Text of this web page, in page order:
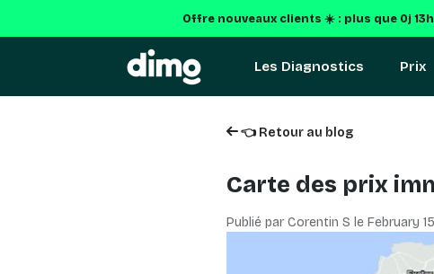
Offre nouveaux clients ☀️ : plus que 0j
Les Diagnostics Prix
👈 Retour au blog
Carte des prix
Publié par Corentin S le February